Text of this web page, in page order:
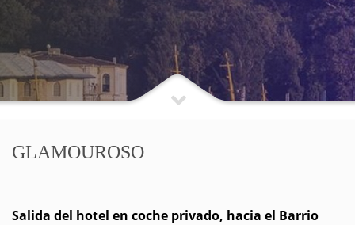
GLAMOUROSO
Salida del hotel en coche privado, hacia el Barrio